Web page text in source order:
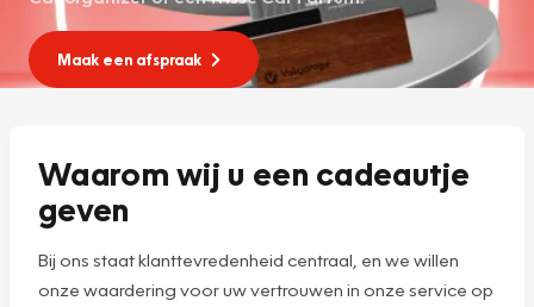
Maak een afspraak
Waarom wij u een cadeautje
geven
Bij ons staat klanttevredenheid centraal, en we willen
onze waardering voor uw vertrouwen in onze service op